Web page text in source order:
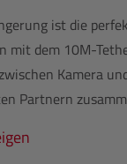
ist die
mit dem 10M-
Kamera
Partnern